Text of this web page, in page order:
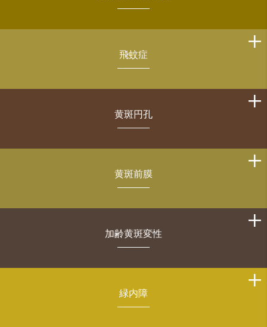
飛蚊症
黄斑円孔
黄斑前膜
加齢黄斑変性
緑内障